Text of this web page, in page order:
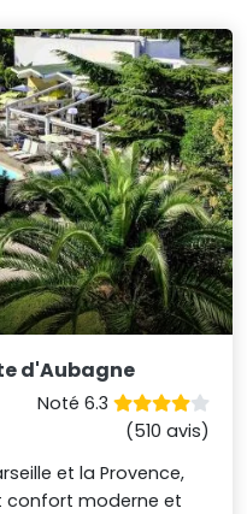
d'Aubagne
Noté 6.3
(510 avis)
et la Provence,
confort moderne et